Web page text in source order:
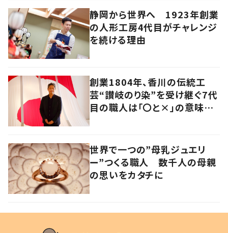
静岡から世界へ 1923年創業
の人形工房4代目がチャレンジ
を続ける理由
創業1804年、香川の伝統工
芸“讃岐のり染”を受け継ぐ7代
目の職人は「〇と×」の意味を
世界で一つの”母乳ジュエリ
ー”つくる職人 数千人の母親
の思いをカタチに